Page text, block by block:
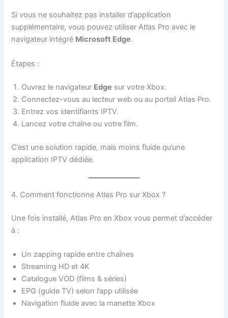
Si vous ne souhaitez pas installer d’application
supplémentaire, vous pouvez utiliser Atlas Pro avec le
navigateur intégré Microsoft Edge.
Étapes :
Ouvrez le navigateur Edge sur votre Xbox.
Connectez-vous au lecteur web ou au portail Atlas Pro.
Entrez vos identifiants IPTV.
Lancez votre chaîne ou votre film.
C’est une solution rapide, mais moins fluide qu’une
application IPTV dédiée.
4. Comment fonctionne Atlas Pro sur Xbox ?
Une fois installé, Atlas Pro en Xbox vous permet d’accéder
à :
Un zapping rapide entre chaînes
Streaming HD et 4K
Catalogue VOD (films & séries)
EPG (guide TV) selon l’app utilisée
Navigation fluide avec la manette Xbox